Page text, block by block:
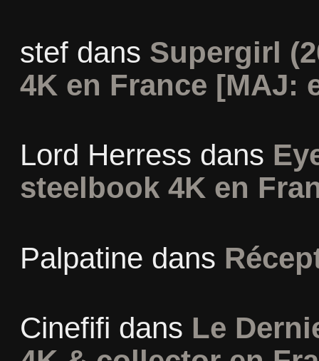
stefdans Supergirl
4K en France [MAJ:
Lord Herress dans
steelbook 4K en
Palpatine dans
Cinefifi dans Le